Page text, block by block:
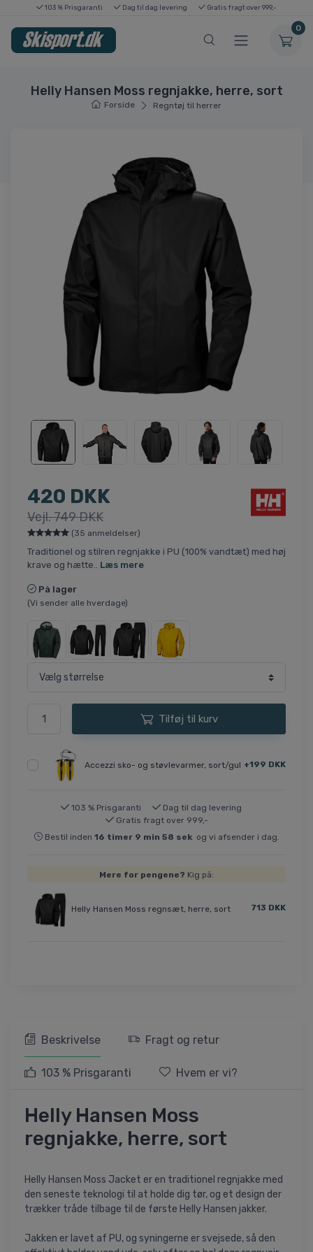
103 % Prisgaranti Dag til dag levering Gratis fragt over 999,-
0
Helly Hansen Moss regnjakke, herre, sort
Forside Regntøj til herrer
420 DKK
Vejl. 749 DKK
(35 anmeldelser)
Traditionel og stilren regnjakke i PU (100% vandtæt) med høj
krave og hætte.. Læs mere
På lager
(Vi sender alle hverdage)
Tilføj til kurv
Accezzi sko- og støvlevarmer, sort/gul +199 DKK
103 % Prisgaranti
Dag til dag levering
Gratis fragt over 999,-
Bestil inden 16 timer 9 min 57 sekog vi afsender i dag.
Mere for pengene? Kig på:
Helly Hansen Moss regnsæt, herre, sort 713 DKK
Beskrivelse Fragt og retur
103 % Prisgaranti Hvem er vi?
Helly Hansen Moss
regnjakke, herre, sort
Helly Hansen Moss Jacket er en traditionel regnjakke med
den seneste teknologi til at holde dig tør, og et design der
trækker tråde tilbage til de første Helly Hansen jakker.
Jakken er lavet af PU, og syningerne er svejsede, så den